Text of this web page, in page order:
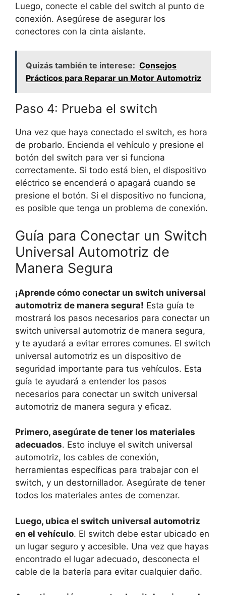
Luego, conecte el cable del switch al punto de
conexión. Asegúrese de asegurar los
conectores con la cinta aislante.
Quizás también te interese: Consejos
Prácticos para Reparar un Motor Automotriz
Paso 4: Prueba el switch
Una vez que haya conectado el switch, es hora
de probarlo. Encienda el vehículo y presione el
botón del switch para ver si funciona
correctamente. Si todo está bien, el dispositivo
eléctrico se encenderá o apagará cuando se
presione el botón. Si el dispositivo no funciona,
es posible que tenga un problema de conexión.
Guía para Conectar un Switch
Universal Automotriz de
Manera Segura
¡Aprende cómo conectar un switch universal
automotriz de manera segura! Esta guía te
mostrará los pasos necesarios para conectar un
switch universal automotriz de manera segura,
y te ayudará a evitar errores comunes. El switch
universal automotriz es un dispositivo de
seguridad importante para tus vehículos. Esta
guía te ayudará a entender los pasos
necesarios para conectar un switch universal
automotriz de manera segura y eficaz.
Primero, asegúrate de tener los materiales
adecuados. Esto incluye el switch universal
automotriz, los cables de conexión,
herramientas específicas para trabajar con el
switch, y un destornillador. Asegúrate de tener
todos los materiales antes de comenzar.
Luego, ubica el switch universal automotriz
en el vehículo. El switch debe estar ubicado en
un lugar seguro y accesible. Una vez que hayas
encontrado el lugar adecuado, desconecta el
cable de la batería para evitar cualquier daño.